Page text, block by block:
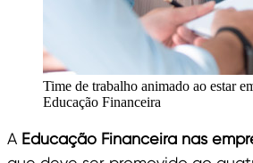
Time de trabalho animado ao estar
Educação Financeira
A Educação Financeira nas